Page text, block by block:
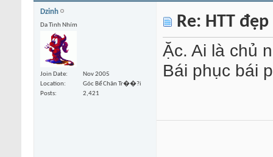
Dzinh
Da Tình Nhím
Join Date
Nov 2005
Location
Góc Bể Chân Tr��?i
Posts
2,421
Re: HTT
Ặc. Ai là chủ
Bái phục bái